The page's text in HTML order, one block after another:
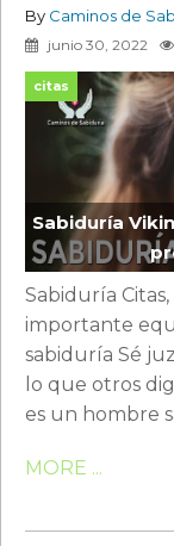
By Caminos de
junio 30, 2022
citas
Sabiduría
Sabiduría
importante
sabiduría Sé
lo que otros
es un hombre
MORE ...